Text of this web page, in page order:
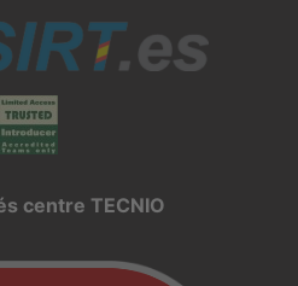
centre TECNIO